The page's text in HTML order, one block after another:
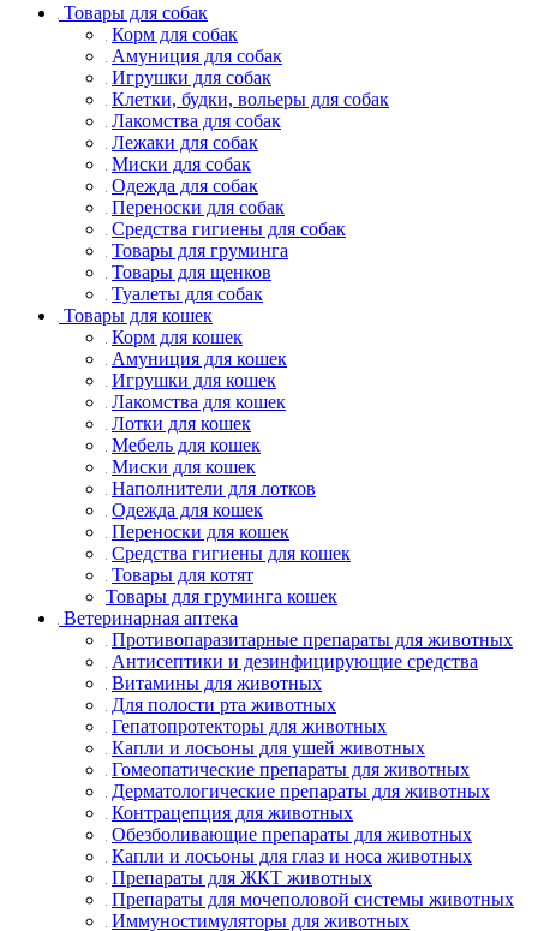
Товары для собак
Корм для собак
Амуниция для собак
Игрушки для собак
Клетки, будки, вольеры для собак
Лакомства для собак
Лежаки для собак
Миски для собак
Одежда для собак
Переноски для собак
Средства гигиены для собак
Товары для груминга
Товары для щенков
Туалеты для собак
Товары для кошек
Корм для кошек
Амуниция для кошек
Игрушки для кошек
Лакомства для кошек
Лотки для кошек
Мебель для кошек
Миски для кошек
Наполнители для лотков
Одежда для кошек
Переноски для кошек
Средства гигиены для кошек
Товары для котят
Товары для груминга кошек
Ветеринарная аптека
Противопаразитарные препараты для животных
Антисептики и дезинфицирующие средства
Витамины для животных
Для полости рта животных
Гепатопротекторы для животных
Капли и лосьоны для ушей животных
Гомеопатические препараты для животных
Дерматологические препараты для животных
Контрацепция для животных
Обезболивающие препараты для животных
Капли и лосьоны для глаз и носа животных
Препараты для ЖКТ животных
Препараты для мочеполовой системы животных
Иммуностимуляторы для животных